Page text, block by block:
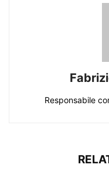
Responsabile